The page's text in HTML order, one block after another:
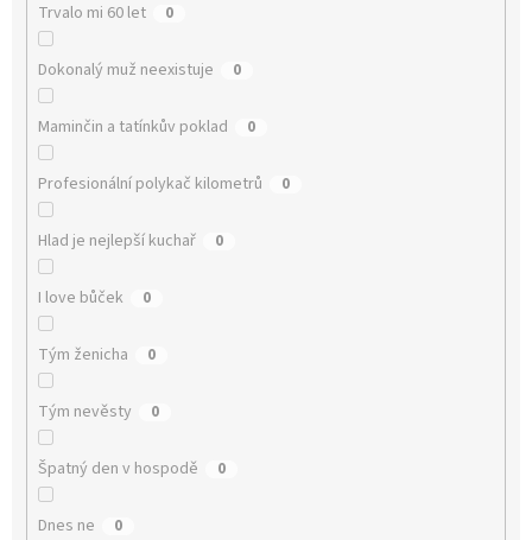
Trvalo mi 60 let 0
Dokonalý muž neexistuje 0
Maminčin a tatínkův poklad 0
Profesionální polykač kilometrů 0
Hlad je nejlepší kuchař 0
I love bůček 0
Tým ženicha 0
Tým nevěsty 0
Špatný den v hospodě 0
Dnes ne 0